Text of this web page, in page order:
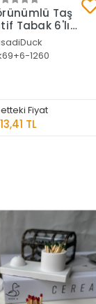
Ekle Taş
Tabak 6'lı
1260
Fiyat
TL